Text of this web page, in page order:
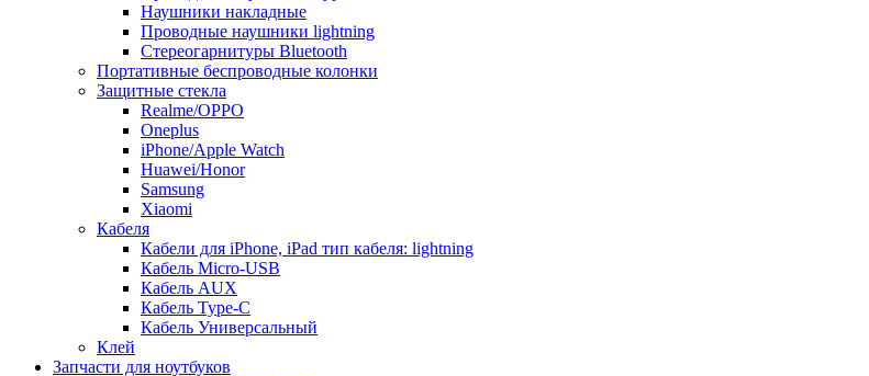
Наушники накладные
Проводные наушники lightning
Стереогарнитуры Bluetooth
Портативные беспроводные колонки
Защитные стекла
Realme/OPPO
Oneplus
iPhone/Apple Watch
Huawei/Honor
Samsung
Xiaomi
Кабеля
Кабели для iPhone, iPad тип кабеля: lightning
Кабель Micro-USB
Кабель AUX
Кабель Type-C
Кабель Универсальный
Клей
Запчасти для ноутбуков